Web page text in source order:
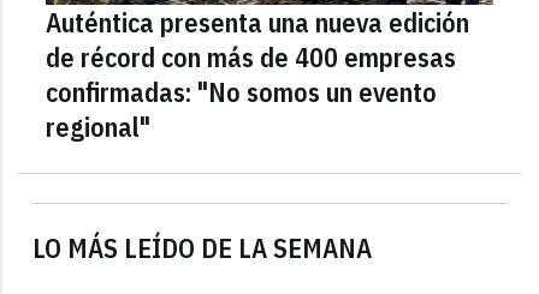
LO MÁS LEÍDO DE LA SEMANA
Auténtica presenta una nueva edición
de récord con más de 400 empresas
confirmadas: "No somos un evento
regional"